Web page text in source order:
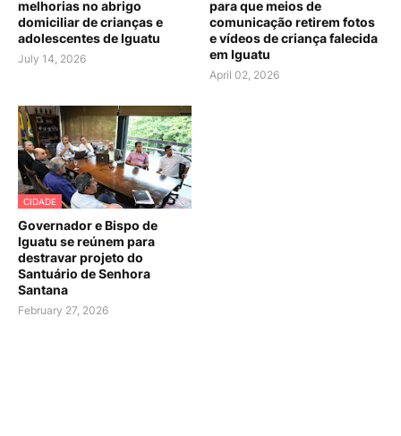
melhorias no abrigo
domiciliar de crianças e
adolescentes de Iguatu
July 14, 2026
para que meios de
comunicação retirem fotos
e vídeos de criança falecida
em Iguatu
April 02, 2026
CIDADE
Governador e Bispo de
Iguatu se reúnem para
destravar projeto do
Santuário de Senhora
Santana
February 27, 2026